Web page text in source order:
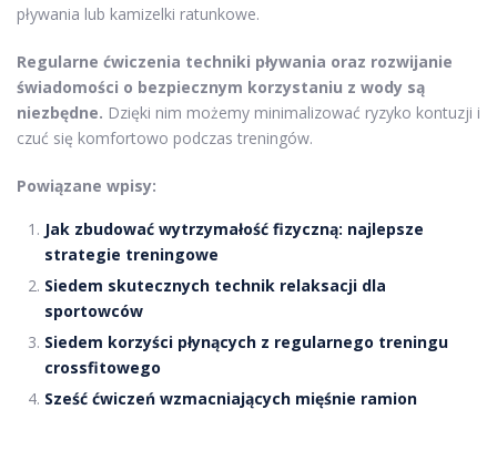
pływania lub kamizelki ratunkowe.
Regularne ćwiczenia techniki pływania oraz rozwijanie
świadomości o bezpiecznym korzystaniu z wody są
niezbędne. Dzięki nim możemy minimalizować ryzyko kontuzji i
czuć się komfortowo podczas treningów.
Powiązane wpisy:
Jak zbudować wytrzymałość fizyczną: najlepsze
strategie treningowe
Siedem skutecznych technik relaksacji dla
sportowców
Siedem korzyści płynących z regularnego treningu
crossfitowego
Sześć ćwiczeń wzmacniających mięśnie ramion